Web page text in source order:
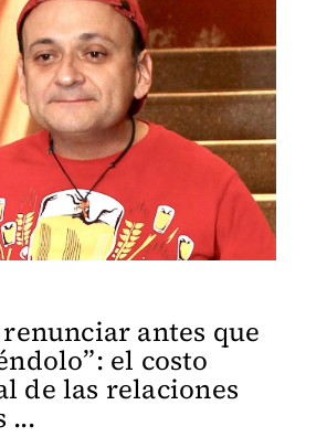
antes que
el costo
de las relaciones
...